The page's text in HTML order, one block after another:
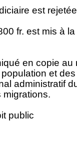
est
fr. est mis à
en copie au
et
administratif
migrations.
public